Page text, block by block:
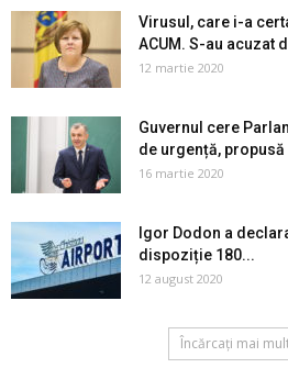
Virusul, care i-a
ACUM. S-au acuzat
12 martie 2020
Guvernul cere
de urgență, propusă
16 martie 2020
Igor Dodon a
dispoziție 180...
12 august 2020
Încărcați mai